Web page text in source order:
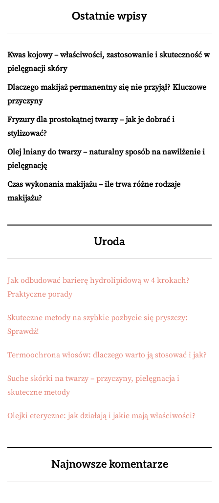
Ostatnie wpisy
Kwas kojowy – właściwości, zastosowanie i skuteczność w
pielęgnacji skóry
Dlaczego makijaż permanentny się nie przyjął? Kluczowe
przyczyny
Fryzury dla prostokątnej twarzy – jak je dobrać i
stylizować?
Olej lniany do twarzy – naturalny sposób na nawilżenie i
pielęgnację
Czas wykonania makijażu – ile trwa różne rodzaje
makijażu?
Uroda
Jak odbudować barierę hydrolipidową w 4 krokach?
Praktyczne porady
Skuteczne metody na szybkie pozbycie się pryszczy:
Sprawdź!
Termoochrona włosów: dlaczego warto ją stosować i jak?
Suche skórki na twarzy – przyczyny, pielęgnacja i
skuteczne metody
Olejki eteryczne: jak działają i jakie mają właściwości?
Najnowsze komentarze